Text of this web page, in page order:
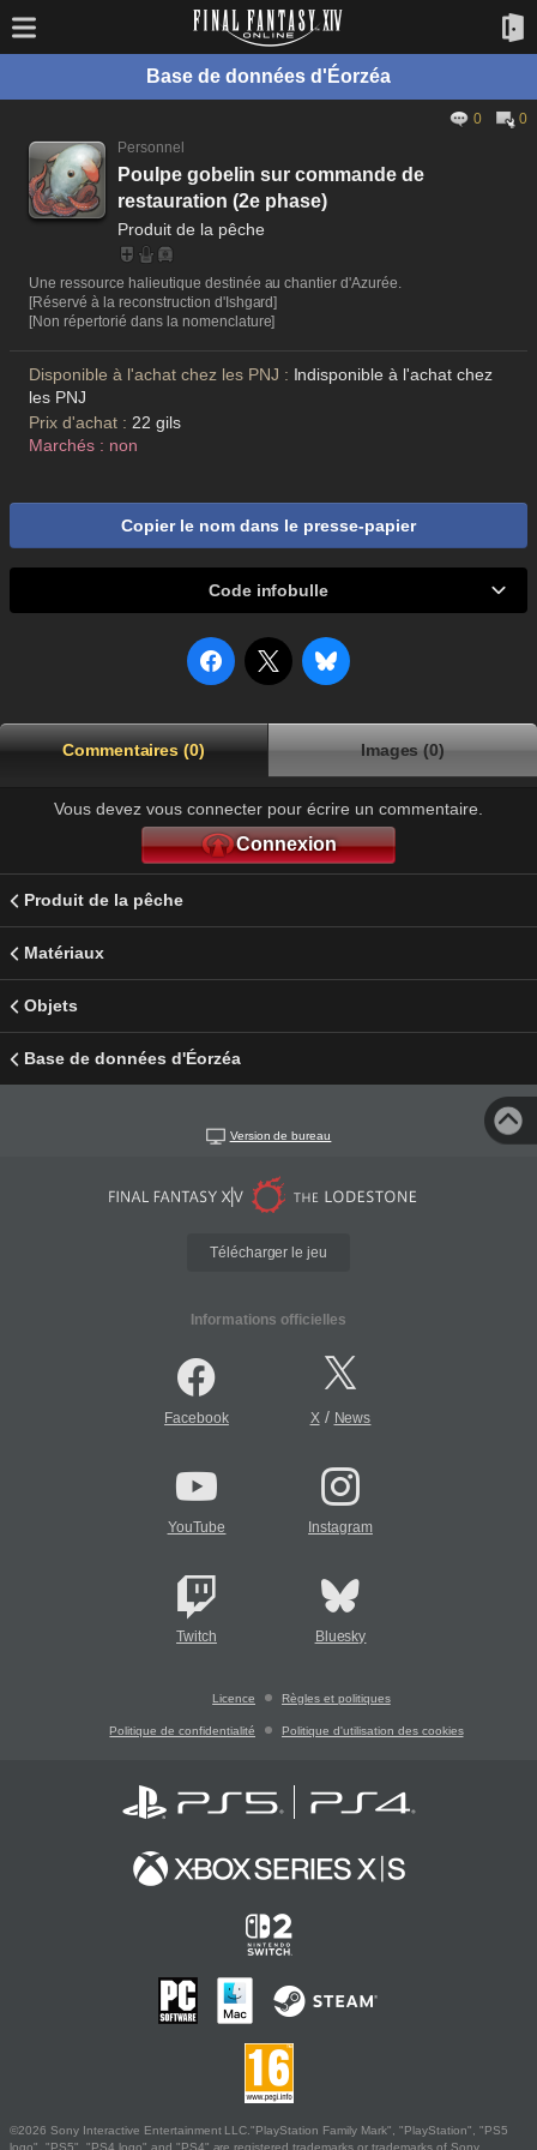
Base de données d'Éorzéa
0
0
Personnel
Poulpe gobelin sur commande de
restauration (2e phase)
Produit de la pêche
Une ressource halieutique destinée au chantier d'Azurée.
[Réservé à la reconstruction d'Ishgard]
[Non répertorié dans la nomenclature]
Disponible à l'achat chez les PNJ : Indisponible à l'achat chez
les PNJ
Prix d'achat : 22 gils
Marchés : non
Copier le nom dans le presse-papier
Code infobulle
Commentaires (0) Images (0)
Vous devez vous connecter pour écrire un commentaire.
Connexion
Produit de la pêche
Matériaux
Objets
Base de données d'Éorzéa
Version de bureau
Télécharger le jeu
Informations officielles
Facebook X/ News
YouTube Instagram
Twitch Bluesky
Licence Règles et politiques
Politique de confidentialité Politique d'utilisation des cookies
©2026 Sony Interactive Entertainment LLC."PlayStation Family Mark", "PlayStation", "PS5
logo", "PS5", "PS4 logo" and "PS4" are registered trademarks or trademarks of Sony